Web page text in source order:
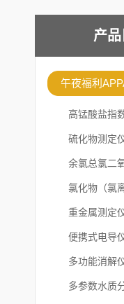
产
午夜福利
高锰酸盐指
硫化物测定
余氯总氯二
氯化物（氯
重金属测定
便携式电导
多功能消解
多参数水质